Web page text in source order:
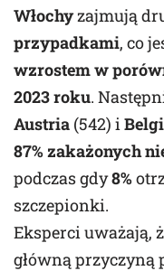
Włochyzajmują
przypadkami, co
wzrostem w
2023 roku.
Austria (542) i
87% zakażonych
podczas gdy8%
szczepionki.
Eksperci uważają,
główną